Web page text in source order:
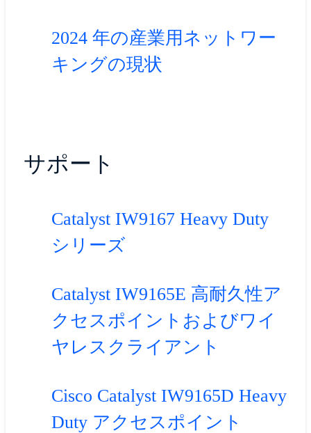
2024 年の産業用ネットワー
キングの現状
サポート
Catalyst IW9167 Heavy Duty
シリーズ
Catalyst IW9165E 高耐久性ア
クセスポイントおよびワイ
ヤレスクライアント
Cisco Catalyst IW9165D Heavy
Duty アクセスポイント